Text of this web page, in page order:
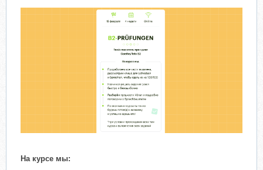
На курсе мы: